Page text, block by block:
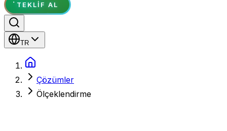
TEKLIF AL
TR
Çözümler
Ölçeklendirme